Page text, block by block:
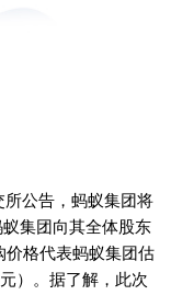
公告，蚂蚁集团将
集团向其全体股东
价格代表蚂蚁集团估
）。据了解，此次